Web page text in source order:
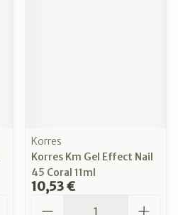
Korres
Korres Km Gel Effect Nail
45 Coral 11ml
10,53 €